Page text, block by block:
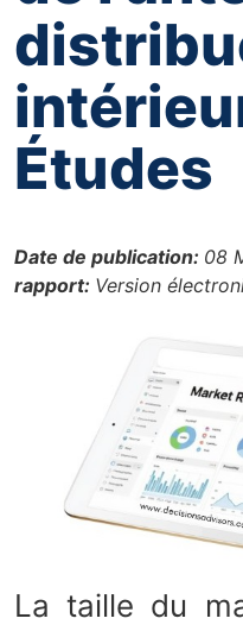
Études
Date de publication: 08
rapport: Version
La taille du